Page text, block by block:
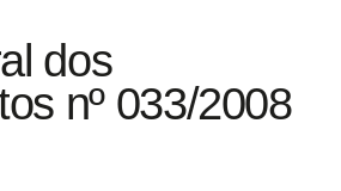
dos
nº 033/2008